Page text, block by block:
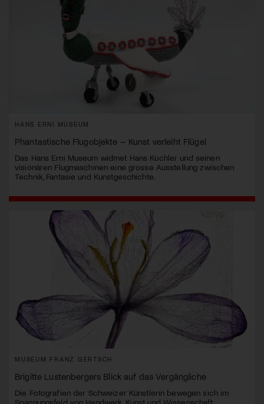
HANS ERNI MUSEUM
Phantastische Flugobjekte – Kunst verleiht Flügel
Das Hans Erni Museum widmet Hans Küchler und seinen
visionären Flugmaschinen eine grosse Ausstellung zwischen
Technik, Fantasie und Kunstgeschichte.
MUSEUM FRANZ GERTSCH
Brigitte Lustenbergers Blick auf das Vergängliche
Die Fotografien der Schweizer Künstlerin bewegen sich im
Spannungsfeld von Handwerk, Kunst und Wissenschaft.